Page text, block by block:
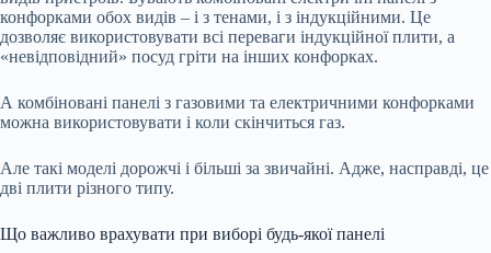
конфорками обох видів – і з тенами, і з індукційними. Це
дозволяє використовувати всі переваги індукційної плити, а
«невідповідний» посуд гріти на інших конфорках.
А комбіновані панелі з газовими та електричними конфорками
можна використовувати і коли скінчиться газ.
Але такі моделі дорожчі і більші за звичайні. Адже, насправді, це
дві плити різного типу.
Що важливо врахувати при виборі будь-якої панелі